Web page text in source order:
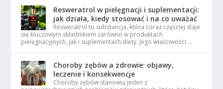
Resweratrol w pielęgnacji i suplementacji:
jak działa, kiedy stosować i na co uważać
Resweratrol to substancja, która coraz częściej staje
się kluczowym składnikiem zarówno w produktach
pielęgnacyjnych, jak i suplementach diety. Jego właściwości …
Choroby zębów a zdrowie: objawy,
leczenie i konsekwencje
Choroby zębów stanowią jeden z